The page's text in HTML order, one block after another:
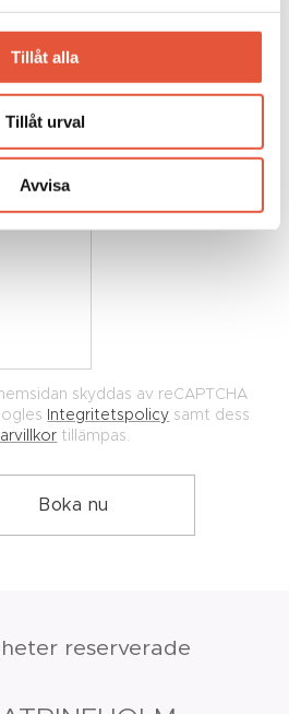
Tillåt alla
Tillåt urval
Avvisa
skyddas av reCAPTCHA
Integritetspolicy samt dess
tillämpas.
Boka nu
reserverade